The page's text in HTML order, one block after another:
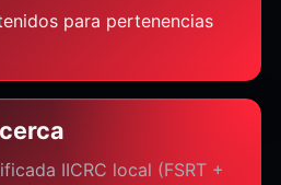
para pertenencias
IICRC local (FSRT +